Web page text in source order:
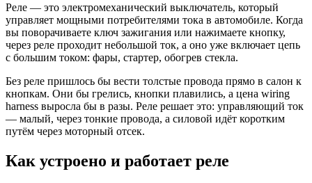
Реле — это электромеханический выключатель, который
управляет мощными потребителями тока в автомобиле. Когда
вы поворачиваете ключ зажигания или нажимаете кнопку,
через реле проходит небольшой ток, а оно уже включает цепь
с большим током: фары, стартер, обогрев стекла.
Без реле пришлось бы вести толстые провода прямо в салон к
кнопкам. Они бы грелись, кнопки плавились, а цена wiring
harness выросла бы в разы. Реле решает это: управляющий ток
— малый, через тонкие провода, а силовой идёт коротким
путём через моторный отсек.
Как устроено и работает реле